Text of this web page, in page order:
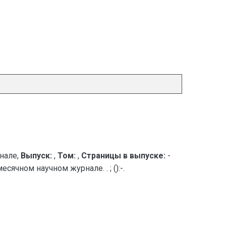
Выпуск: , Том: , Страницы в выпуске: -
научном журнале. . ; ():-.